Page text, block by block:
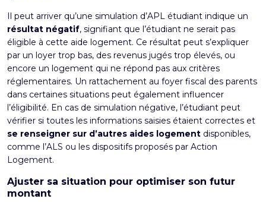
Il peut arriver qu’une simulation d’APL étudiant indique un
résultat négatif, signifiant que l’étudiant ne serait pas
éligible à cette aide logement. Ce résultat peut s’expliquer
par un loyer trop bas, des revenus jugés trop élevés, ou
encore un logement qui ne répond pas aux critères
réglementaires. Un rattachement au foyer fiscal des parents
dans certaines situations peut également influencer
l’éligibilité. En cas de simulation négative, l’étudiant peut
vérifier si toutes les informations saisies étaient correctes et
se renseigner sur d’autres aides logement disponibles,
comme l’ALS ou les dispositifs proposés par Action
Logement.
Ajuster sa situation pour optimiser son futur
montant